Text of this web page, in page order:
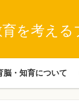
を考える
脳・知育について